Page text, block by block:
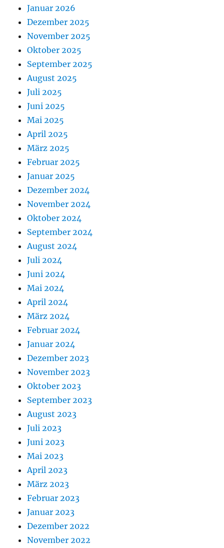
Januar 2026
Dezember 2025
November 2025
Oktober 2025
September 2025
August 2025
Juli 2025
Juni 2025
Mai 2025
April 2025
März 2025
Februar 2025
Januar 2025
Dezember 2024
November 2024
Oktober 2024
September 2024
August 2024
Juli 2024
Juni 2024
Mai 2024
April 2024
März 2024
Februar 2024
Januar 2024
Dezember 2023
November 2023
Oktober 2023
September 2023
August 2023
Juli 2023
Juni 2023
Mai 2023
April 2023
März 2023
Februar 2023
Januar 2023
Dezember 2022
November 2022